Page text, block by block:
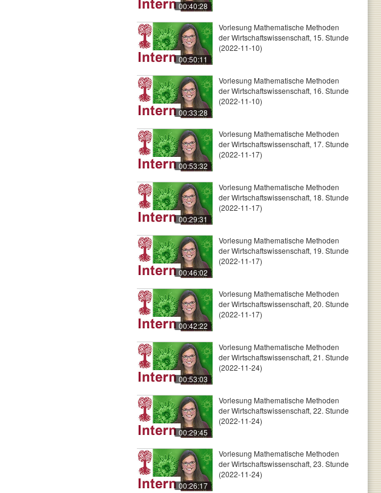
00:40:28
00:50:11
Vorlesung Mathematische Methoden
der Wirtschaftswissenschaft, 15. Stunde
(2022-11-10)
00:33:28
Vorlesung Mathematische Methoden
der Wirtschaftswissenschaft, 16. Stunde
(2022-11-10)
00:53:32
Vorlesung Mathematische Methoden
der Wirtschaftswissenschaft, 17. Stunde
(2022-11-17)
00:29:31
Vorlesung Mathematische Methoden
der Wirtschaftswissenschaft, 18. Stunde
(2022-11-17)
00:46:02
Vorlesung Mathematische Methoden
der Wirtschaftswissenschaft, 19. Stunde
(2022-11-17)
00:42:22
Vorlesung Mathematische Methoden
der Wirtschaftswissenschaft, 20. Stunde
(2022-11-17)
00:53:03
Vorlesung Mathematische Methoden
der Wirtschaftswissenschaft, 21. Stunde
(2022-11-24)
00:29:45
Vorlesung Mathematische Methoden
der Wirtschaftswissenschaft, 22. Stunde
(2022-11-24)
00:26:17
Vorlesung Mathematische Methoden
der Wirtschaftswissenschaft, 23. Stunde
(2022-11-24)